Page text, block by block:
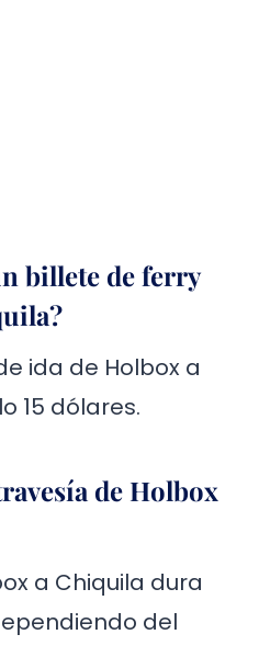
billete de ferry
ida de Holbox a
15 dólares.
de Holbox
a Chiquila dura
del